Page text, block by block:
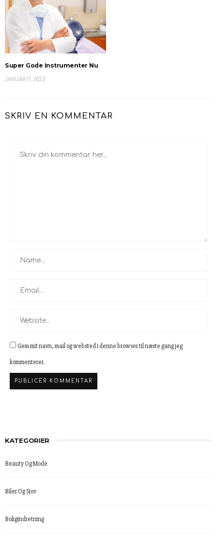
Super Gode Instrumenter Nu
JANUAR 11, 2022
SKRIV EN KOMMENTAR
Gem mit navn, mail og websted i denne browser til næste gang jeg
kommenterer.
KATEGORIER
Beauty Og Mode
Biler Og Sjov
Boligindretning